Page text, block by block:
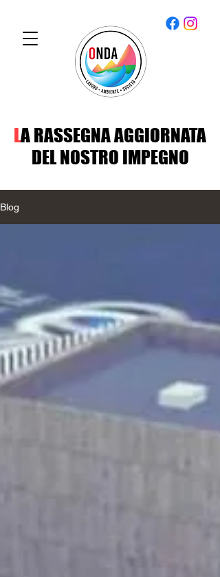
LA RASSEGNA AGGIORNATA
DEL NOSTRO IMPEGNO
Blog